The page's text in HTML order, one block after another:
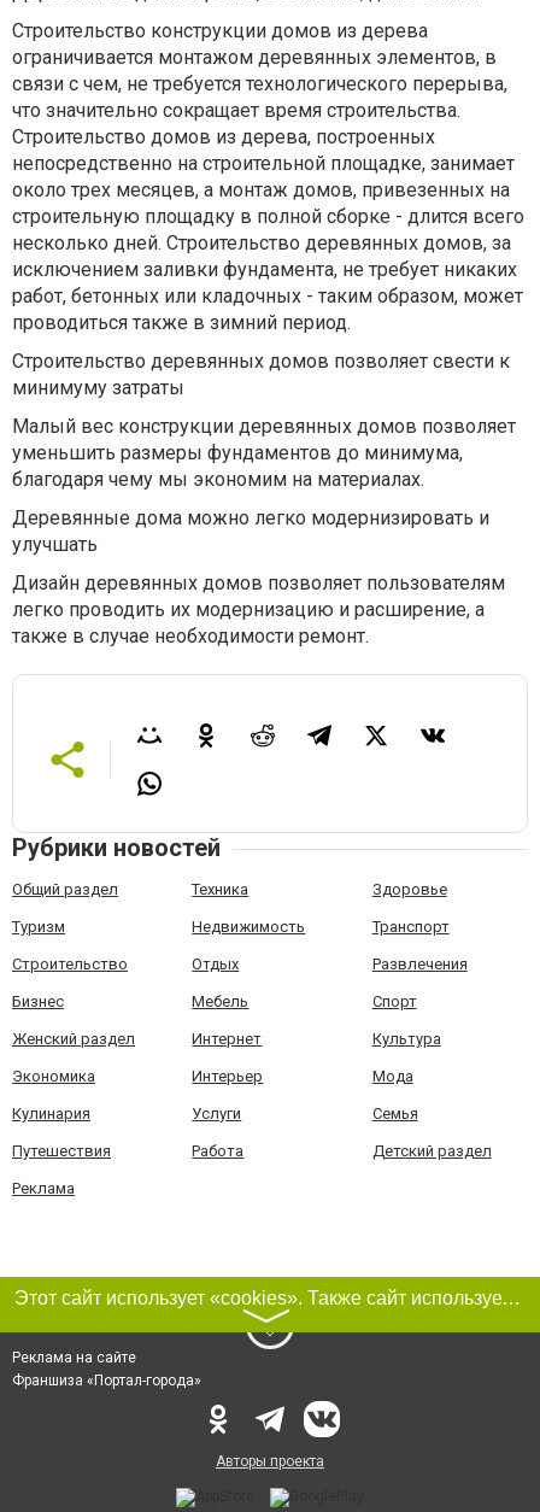
Строительство конструкции домов из дерева
ограничивается монтажом деревянных элементов, в
связи с чем, не требуется технологического перерыва,
что значительно сокращает время строительства.
Строительство домов из дерева, построенных
непосредственно на строительной площадке, занимает
около трех месяцев, а монтаж домов, привезенных на
строительную площадку в полной сборке - длится всего
несколько дней. Строительство деревянных домов, за
исключением заливки фундамента, не требует никаких
работ, бетонных или кладочных - таким образом, может
проводиться также в зимний период.
Строительство деревянных домов позволяет свести к
минимуму затраты
Малый вес конструкции деревянных домов позволяет
уменьшить размеры фундаментов до минимума,
благодаря чему мы экономим на материалах.
Деревянные дома можно легко модернизировать и
улучшать
Дизайн деревянных домов позволяет пользователям
легко проводить их модернизацию и расширение, а
также в случае необходимости ремонт.
Рубрики новостей
Общий раздел Техника Здоровье
Туризм Недвижимость Транспорт
Строительство Отдых Развлечения
Бизнес Мебель Спорт
Женский раздел Интернет Культура
Экономика Интерьер Мода
Кулинария Услуги Семья
Путешествия Работа Детский раздел
Реклама
Этот сайт использует «cookies». Также сайт использует интернет-сервис для сбора технических данных касательно посетителей с целью получения маркетинговой и статистической информации. Условия обработки данных посетителей сайта см.
〉
Реклама на сайте
Франшиза «Портал-города»
Авторы проекта